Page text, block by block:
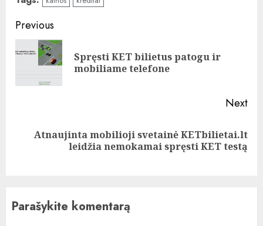
Continue
Reading
Previous
Spręsti KET bilietus patogu ir
mobiliame telefone
Next
NextAtnaujinta mobilioji svetainė KETbilietai.lt
leidžia nemokamai spręsti KET testą
Parašykite komentarą